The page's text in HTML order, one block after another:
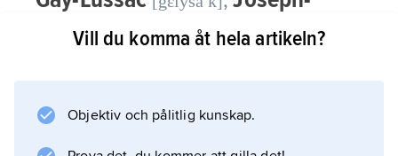
Louis, född 6 december 1778, död 9
sciences i Paris 1808–32, i kemi vid
Vill du komma åt hela artikeln?
Objektiv och pålitlig kunskap.